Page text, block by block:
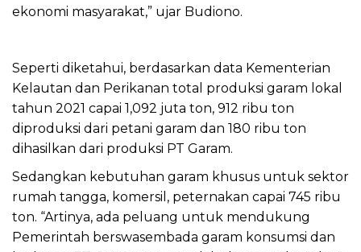
ekonomi masyarakat,” ujar Budiono.
Seperti diketahui, berdasarkan data Kementerian
Kelautan dan Perikanan total produksi garam lokal
tahun 2021 capai 1,092 juta ton, 912 ribu ton
diproduksi dari petani garam dan 180 ribu ton
dihasilkan dari produksi PT Garam.
Sedangkan kebutuhan garam khusus untuk sektor
rumah tangga, komersil, peternakan capai 745 ribu
ton. “Artinya, ada peluang untuk mendukung
Pemerintah berswasembada garam konsumsi dan